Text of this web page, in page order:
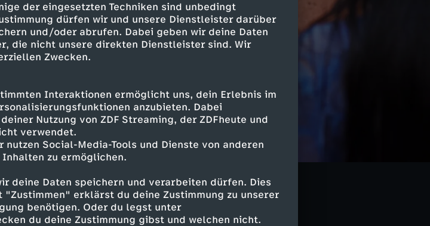
der eingesetzten Techniken sind unbedingt
dürfen wir und unsere Dienstleister darüber
und/oder abrufen. Dabei geben wir deine Daten
die nicht unsere direkten Dienstleister sind. Wir
Zwecken.
Interaktionen ermöglicht uns, dein Erlebnis im
anzubieten. Dabei
Nutzung von ZDF Streaming, der ZDFheute und
verwendet.
nutzen Social-Media-Tools und Dienste von anderen
zu ermöglichen.
deine Daten speichern und verarbeiten dürfen. Dies
erklärst du deine Zustimmung zu unserer
benötigen. Oder du legst unter
du deine Zustimmung gibst und welchen nicht.
Audiodeskription
Untertitel